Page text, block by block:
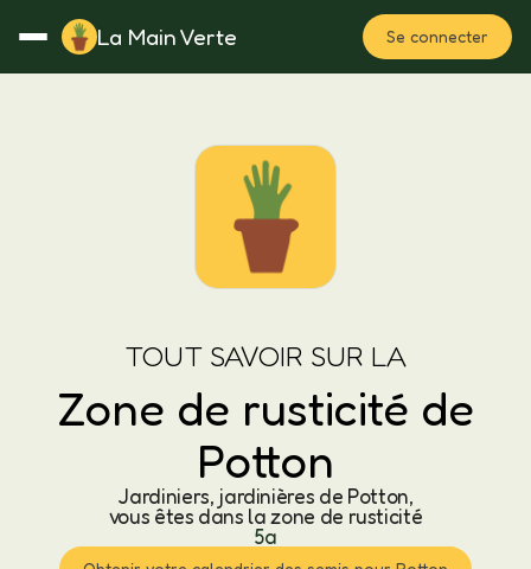
La Main Verte Se connecter
Notes Fertilisation
TOUT SAVOIR SUR LA
Zone de rusticité de
Potton
Jardiniers, jardinières de Potton,
vous êtes dans la zone de rusticité
5a